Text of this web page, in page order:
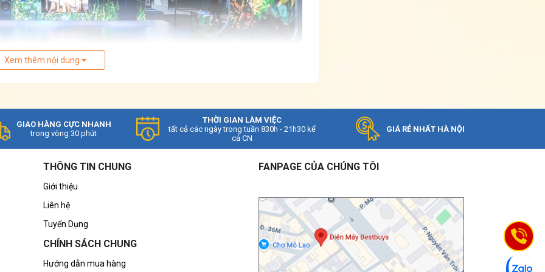
giá cả về phần cứng lẫn trải nghiệm người dùng:
màu sắc sống động
dụng đa dạng
hình – âm
mua hàng đầu trong tầm giá 6–30 triệu đồng.
Xem thêm nội dung
GIAO HÀNG CỰC NHANH
trong vòng 30 phút
THỜI GIAN LÀM VIỆC
tất cả các ngày trong tuần 830h - 21h30 kể
cả CN
GIÁ RẺ NHẤT HÀ NỘI
THÔNG TIN CHUNG
Giới thiệu
Liên hệ
Tuyển Dụng
CHÍNH SÁCH CHUNG
Hướng dẫn mua hàng
FANPAGE CỦA CHÚNG TÔI